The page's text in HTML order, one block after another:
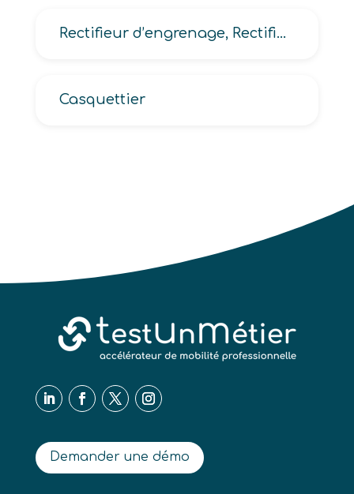
Rectifieur d’engrenage, Rectifieur en usinage
Casquettier
Demander une démo